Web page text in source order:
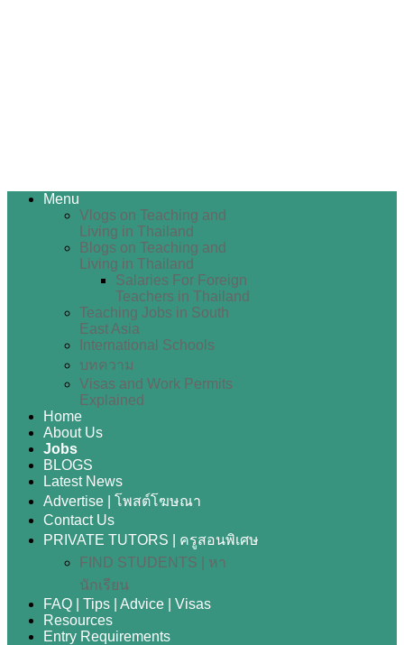
Menu
Vlogs on Teaching and
Living in Thailand
Blogs on Teaching and
Living in Thailand
Salaries For Foreign
Teachers in Thailand
Teaching Jobs in South
East Asia
International Schools
บทความ
Visas and Work Permits
Explained
Home
About Us
Jobs
BLOGS
Latest News
Advertise | โพสต์โฆษณา
Contact Us
PRIVATE TUTORS | ครูสอนพิเศษ
FIND STUDENTS | หา
นักเรียน
FAQ | Tips | Advice | Visas
Resources
Entry Requirements